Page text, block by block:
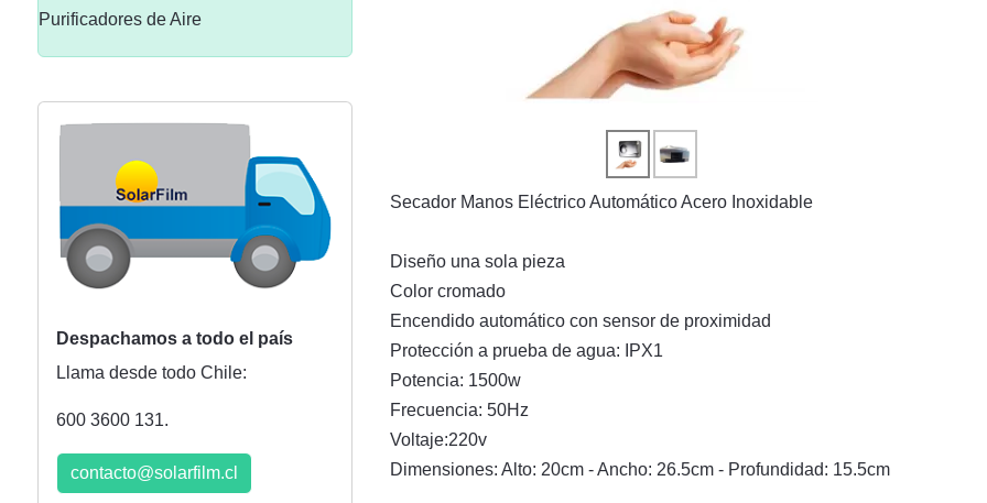
Purificadores de Aire
Despachamos a todo el país
Llama desde todo Chile:
600 3600 131.
contacto@solarfilm.cl
Secador Manos Eléctrico Automático Acero Inoxidable
Diseño una sola pieza
Color cromado
Encendido automático con sensor de proximidad
Protección a prueba de agua: IPX1
Potencia: 1500w
Frecuencia: 50Hz
Voltaje:220v
Dimensiones: Alto: 20cm - Ancho: 26.5cm - Profundidad: 15.5cm